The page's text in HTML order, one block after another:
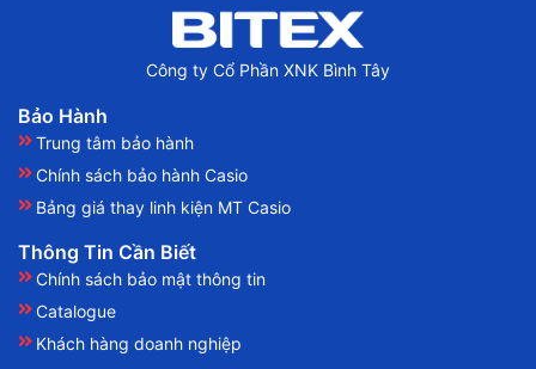
Công ty Cổ Phần XNK Bình Tây
Bảo Hành
Trung tâm bảo hành
Chính sách bảo hành Casio
Bảng giá thay linh kiện MT Casio
Thông Tin Cần Biết
Chính sách bảo mật thông tin
Catalogue
Khách hàng doanh nghiệp